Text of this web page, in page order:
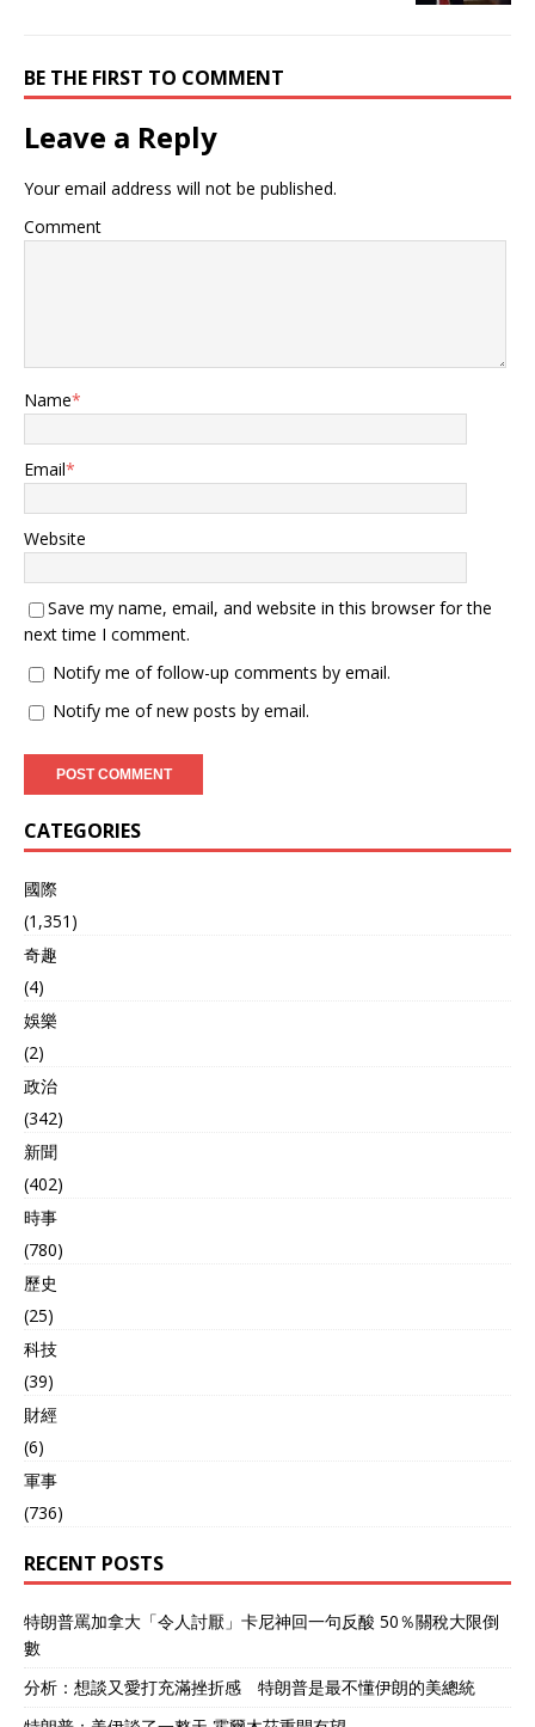
BE THE FIRST TO COMMENT
Leave a Reply
Your email address will not be published.
Comment
Name*
Email*
Website
Save my name, email, and website in this browser for the
next time I comment.
Notify me of follow-up comments by email.
Notify me of new posts by email.
CATEGORIES
國際
(1,351)
奇趣
(4)
娛樂
(2)
政治
(342)
新聞
(402)
時事
(780)
歷史
(25)
科技
(39)
財經
(6)
軍事
(736)
RECENT POSTS
特朗普罵加拿大「令人討厭」卡尼神回一句反酸 50％關稅大限倒
數
分析：想談又愛打充滿挫折感 特朗普是最不懂伊朗的美總統